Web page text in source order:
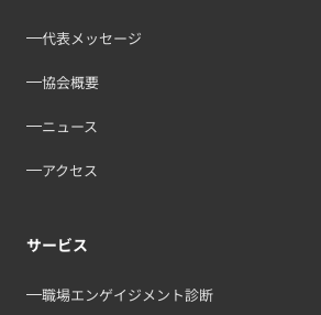
代表メッセージ
協会概要
ニュース
アクセス
サービス
職場エンゲイジメント診断